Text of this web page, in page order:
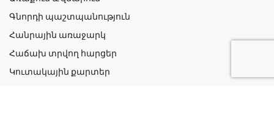
Գնորդի պաշտպանություն
Հանրային առաջարկ
Հաճախ տրվող հարցեր
Կուտակային քարտեր